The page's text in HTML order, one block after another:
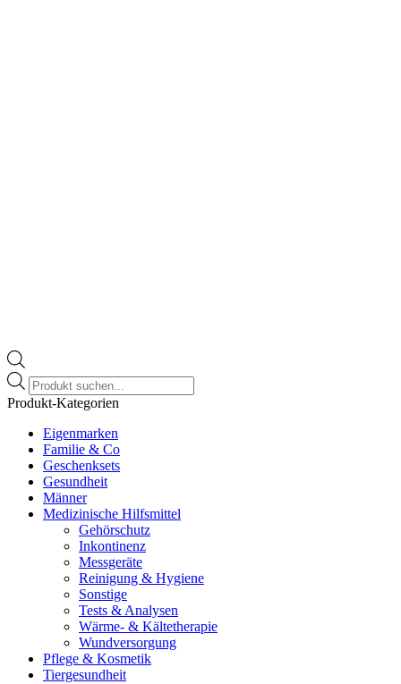
Products
search
Produkt-Kategorien
Eigenmarken
Familie & Co
Geschenksets
Gesundheit
Männer
Medizinische Hilfsmittel
Gehörschutz
Inkontinenz
Messgeräte
Reinigung & Hygiene
Sonstige
Tests & Analysen
Wärme- & Kältetherapie
Wundversorgung
Pflege & Kosmetik
Tiergesundheit